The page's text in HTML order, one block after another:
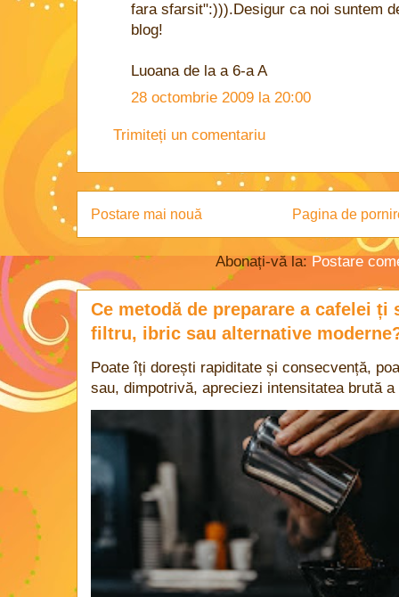
fara sfarsit":))).Desigur ca noi suntem
blog!
Luoana de la a 6-a A
28 octombrie 2009 la 20:00
Trimiteți un comentariu
Postare mai nouă Pagina de
Abonați-vă la:Postare
Ce metodă de preparare a cafelei
filtru, ibric sau alternative
Poate îți dorești rapiditate și consecvență,
sau, dimpotrivă, apreciezi intensitatea brută